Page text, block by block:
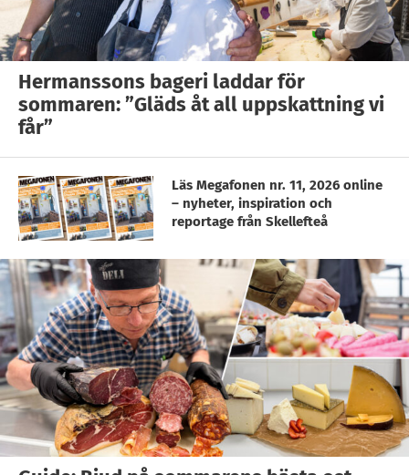
Hermanssons bageri laddar för
sommaren: ”Gläds åt all uppskattning vi
får”
Läs Megafonen nr. 11, 2026 online
– nyheter, inspiration och
reportage från Skellefteå